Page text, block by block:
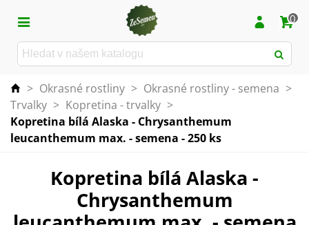
0
> Okrasné rostliny > Okrasné rostliny - semena >
Trvalky > Kopretina - trvalky >
Kopretina bílá Alaska - Chrysanthemum
leucanthemum max. - semena - 250 ks
Kopretina bílá Alaska -
Chrysanthemum